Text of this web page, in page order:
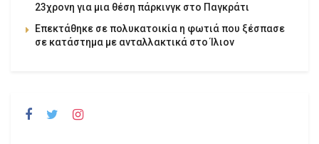
23χρονη για μια θέση πάρκινγκ στο Παγκράτι
Επεκτάθηκε σε πολυκατοικία η φωτιά που ξέσπασε
σε κατάστημα με ανταλλακτικά στο Ίλιον